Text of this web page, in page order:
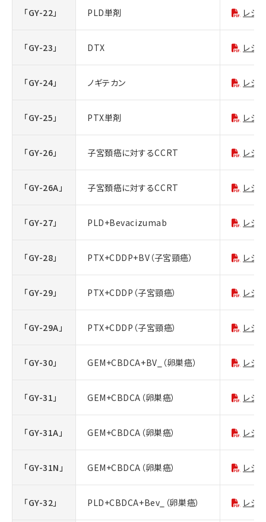
「GY-22」 PLD単剤 レジ
「GY-23」 DTX レジ
「GY-24」 ノギテカン レジ
「GY-25」 PTX単剤 レジ
「GY-26」 子宮頚癌に対するCCRT レジ
「GY-26A」 子宮頚癌に対するCCRT レジ
「GY-27」 PLD+Bevacizumab レジ
「GY-28」 PTX+CDDP+BV（子宮頸癌） レジ
「GY-29」 PTX+CDDP（子宮頸癌） レジ
「GY-29A」 PTX+CDDP（子宮頸癌） レジ
「GY-30」 GEM+CBDCA+BV_（卵巣癌） レジ
「GY-31」 GEM+CBDCA（卵巣癌） レジ
「GY-31A」 GEM+CBDCA（卵巣癌） レジ
「GY-31N」 GEM+CBDCA（卵巣癌） レジ
「GY-32」 PLD+CBDCA+Bev_（卵巣癌） レジ